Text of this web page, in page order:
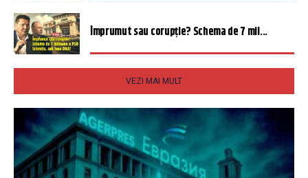
Împrumut sau corupție? Schema de 7 mil...
VEZI MAI MULT